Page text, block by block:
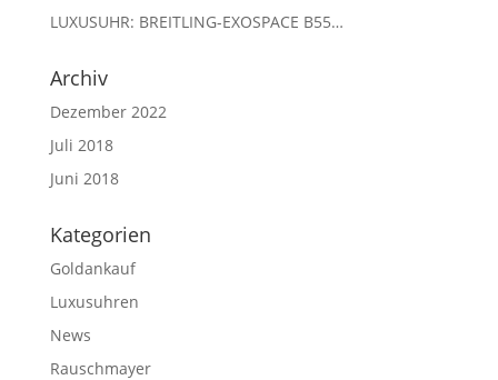
LUXUSUHR: BREITLING-EXOSPACE B55…
Archiv
Dezember 2022
Juli 2018
Juni 2018
Kategorien
Goldankauf
Luxusuhren
News
Rauschmayer